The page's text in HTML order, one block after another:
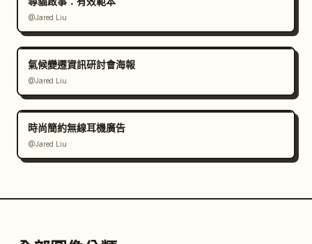
@Jared Liu
氣候變遷資訊研討會海報
@Jared Liu
時尚簡約無線耳機廣告
@Jared Liu